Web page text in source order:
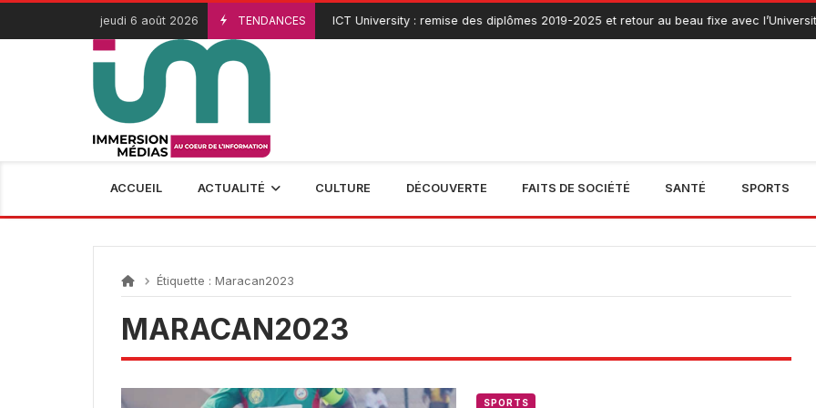
Passer
contenu
jeudi 6 août 2026 TENDANCES
3 Août 2026 ICT University : remise des diplômes 2019-2025 et retour au beau fixe avec
ACCUEIL ACTUALITÉ CULTURE DÉCOUVERTE FAITS DE SOCIÉTÉ SANTÉ SPORTS
Étiquette : Maracan2023
MARACAN2023
SPORTS